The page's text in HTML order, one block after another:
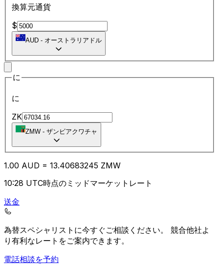
換算元通貨
$
AUD - オーストラリアドル
に
に
ZK
ZMW - ザンビアクワチャ
1.00 AUD = 13.40683245 ZMW
10:28 UTC時点のミッドマーケットレート
送金
為替スペシャリストに今すぐご相談ください。 競合他社よ
り有利なレートをご案内できます。
電話相談を予約